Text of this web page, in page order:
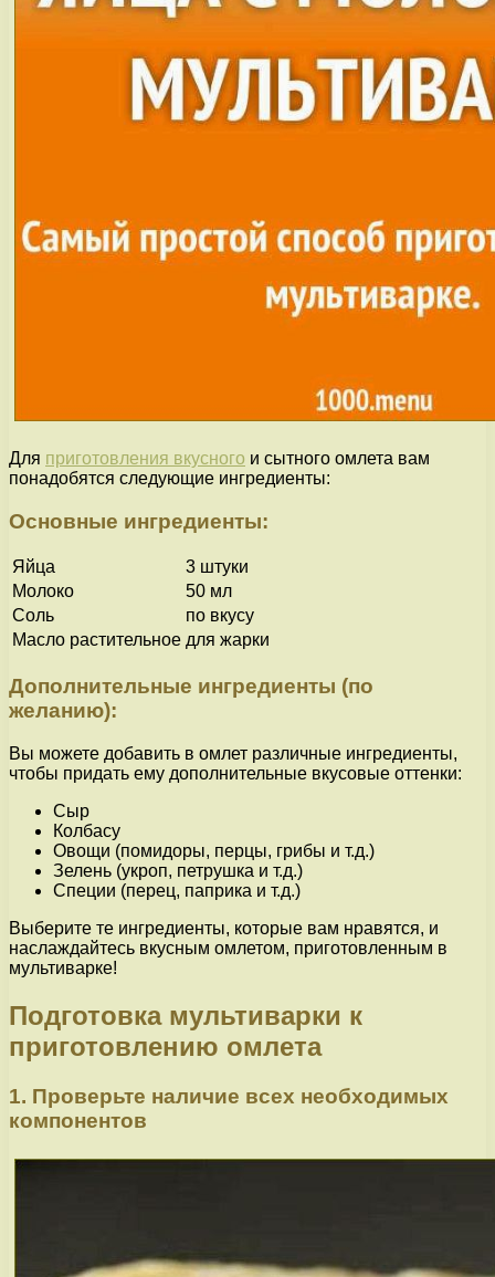
Для приготовления вкусного и сытного омлета вам
понадобятся следующие ингредиенты:
Основные ингредиенты:
Яйца
3 штуки
Молоко
50 мл
Соль
по вкусу
Масло растительное для жарки
Дополнительные ингредиенты (по
желанию):
Вы можете добавить в омлет различные ингредиенты,
чтобы придать ему дополнительные вкусовые оттенки:
Сыр
Колбасу
Овощи (помидоры, перцы, грибы и т.д.)
Зелень (укроп, петрушка и т.д.)
Специи (перец, паприка и т.д.)
Выберите те ингредиенты, которые вам нравятся, и
наслаждайтесь вкусным омлетом, приготовленным в
мультиварке!
Подготовка мультиварки к
приготовлению омлета
1. Проверьте наличие всех необходимых
компонентов